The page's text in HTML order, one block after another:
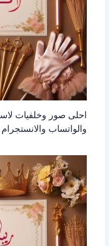
احلى صور وخلفيات
والواتساب والانستجرام